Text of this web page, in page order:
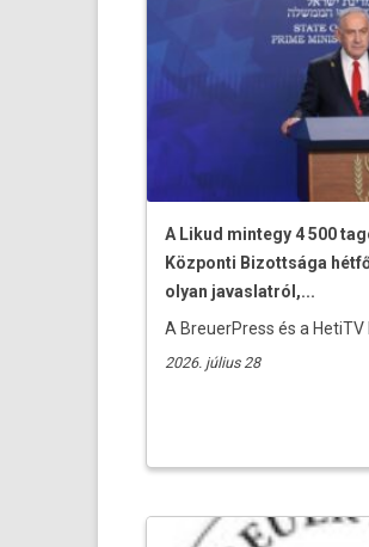
A Likud mintegy 4 500
Központi Bizottsága
olyan javaslatról,...
A BreuerPress és a HetiTV
2026. július 28